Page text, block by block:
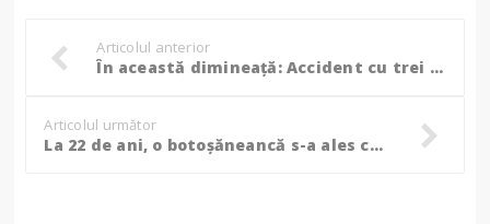
Articolul anterior
În această dimineață: Accident cu trei mașini, două persoane au ajuns la spital
Articolul următor
La 22 de ani, o botoșăneancă s-a ales cu dosar penal deși nu se afla la volan